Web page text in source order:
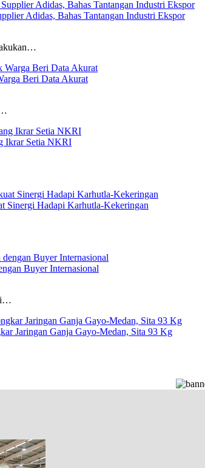
Adidas, Bahas Tantangan Industri Ekspor
Beri Data Akurat
Ikrar Setia NKRI
Sinergi Hadapi Karhutla-Kekeringan
Buyer Internasional
Jaringan Ganja Gayo-Medan, Sita 93 Kg